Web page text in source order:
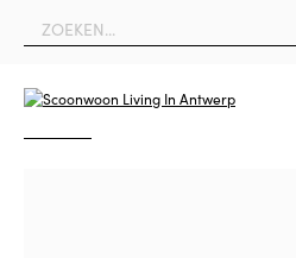
Home Collecties